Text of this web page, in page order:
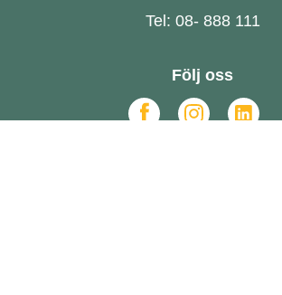
Tel: 08- 888 111
Följ oss